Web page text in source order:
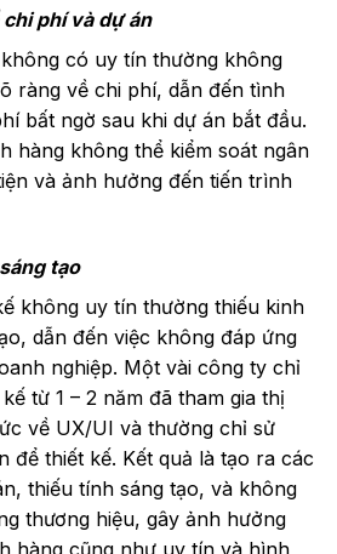
phí và dự án
có uy tín thường không
ràng về chi phí, dẫn đến tình
bất ngờ sau khi dự án bắt đầu.
hàng không thể kiểm soát ngân
và ảnh hưởng đến tiến trình
tạo
không uy tín thường thiếu kinh
dẫn đến việc không đáp ứng
nghiệp. Một vài công ty chỉ
từ 1 – 2 năm đã tham gia thị
về UX/UI và thường chỉ sử
để thiết kế. Kết quả là tạo ra các
thiếu tính sáng tạo, và không
thương hiệu, gây ảnh hưởng